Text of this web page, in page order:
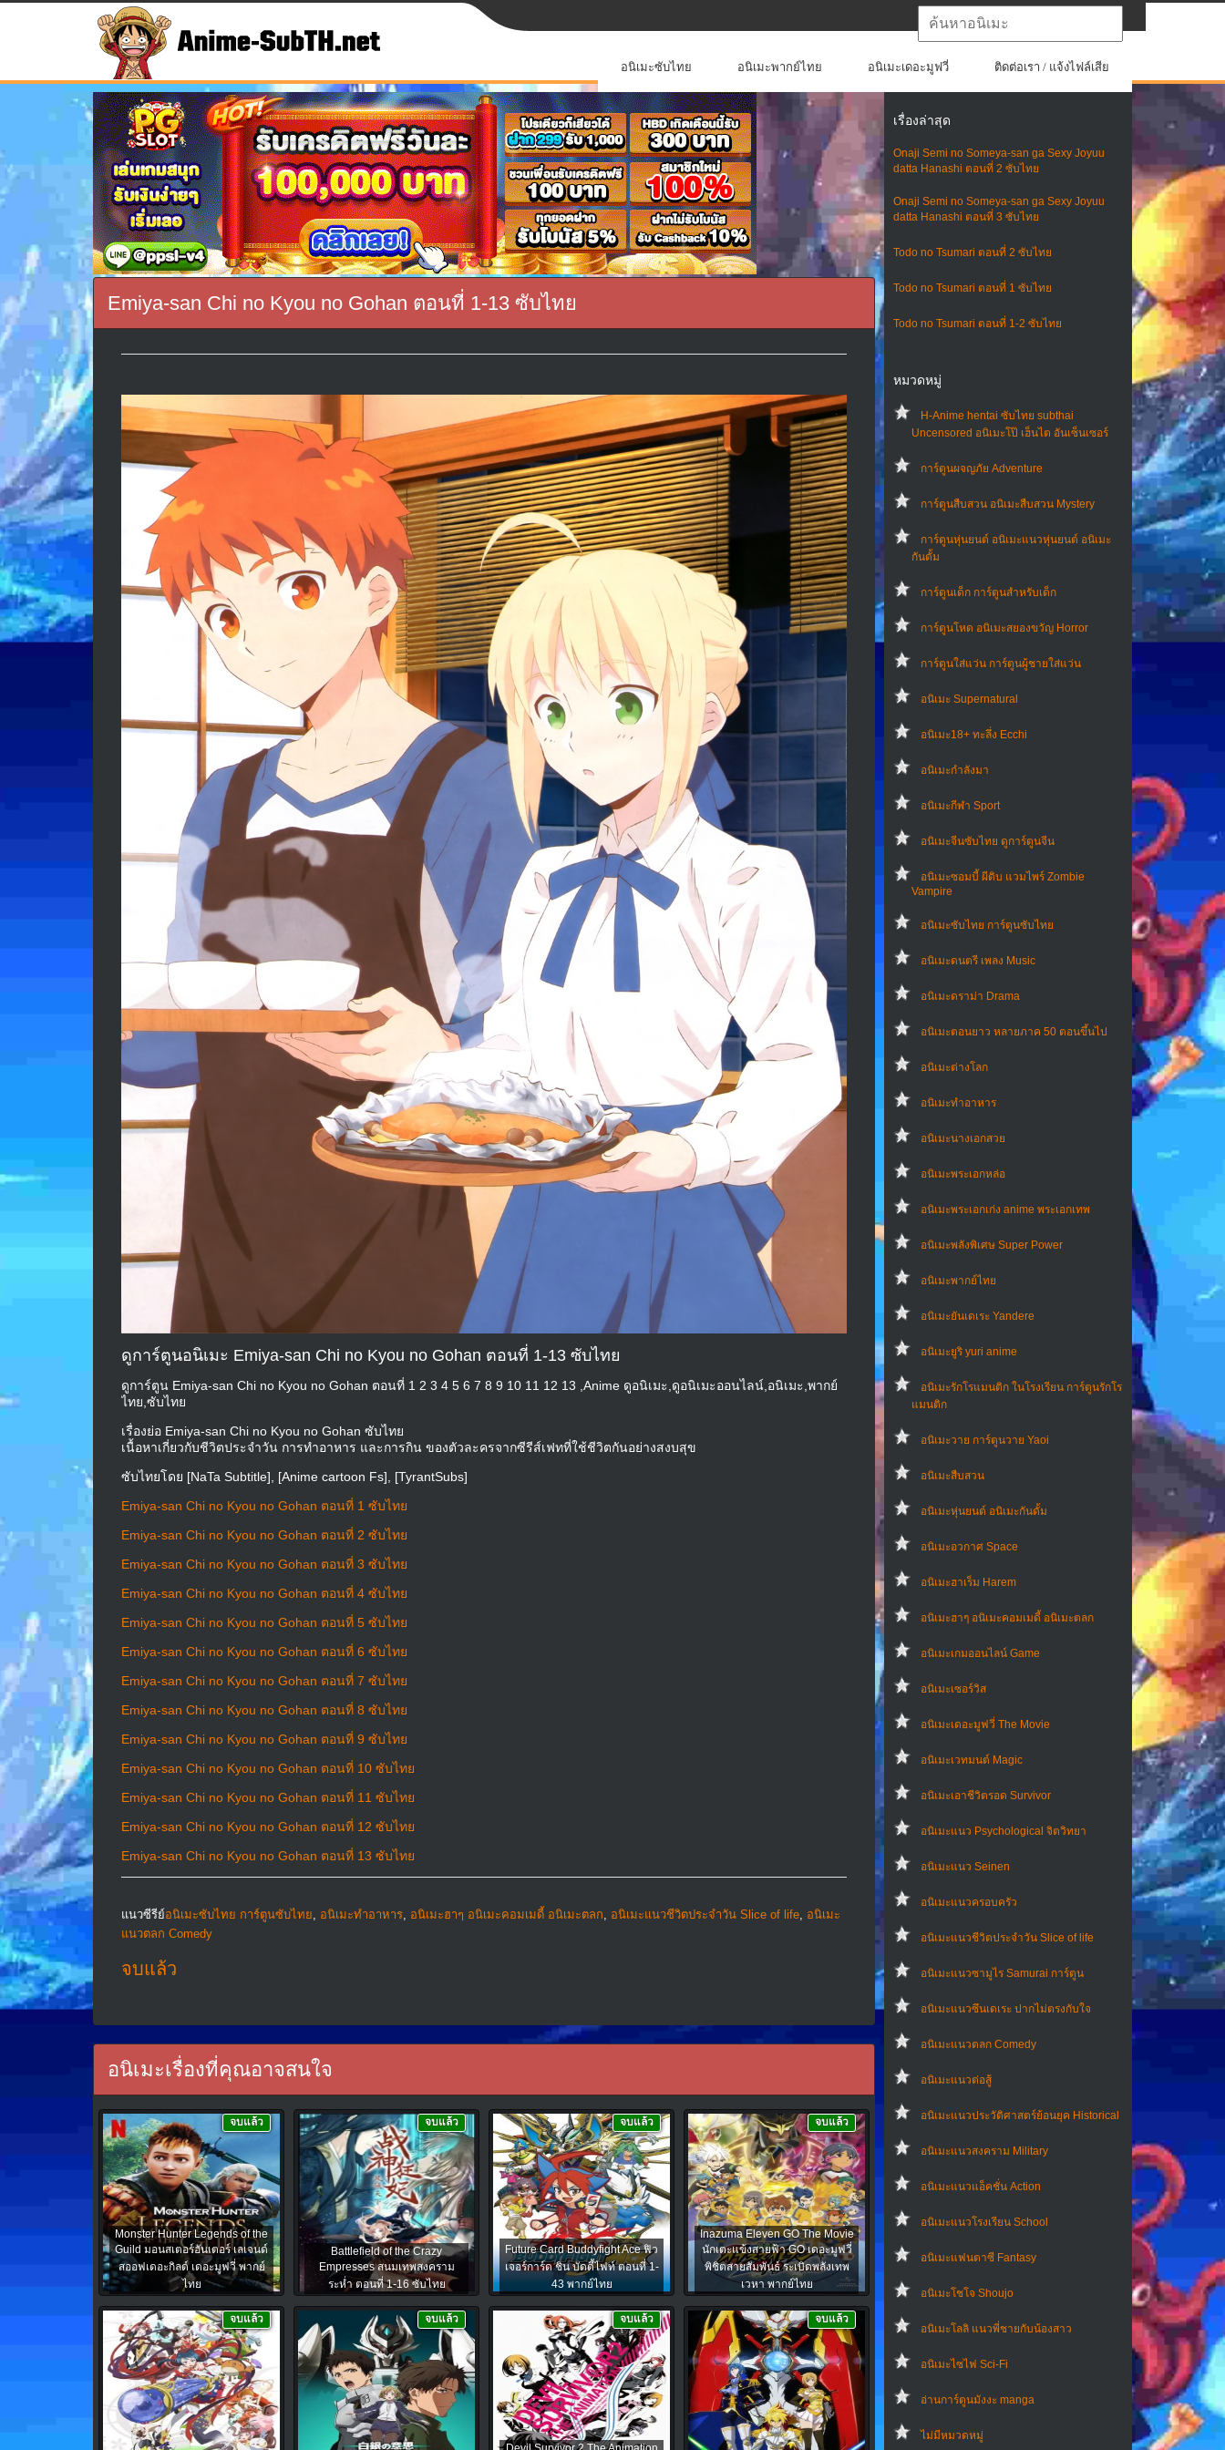
อนิเมะซับไทย อนิเมะพากย์ไทย อนิเมะเดอะมูฟวี่ ติดต่อเรา / แจ้งไฟล์เสีย
เรื่องล่าสุด
Onaji Semi no Someya-san ga Sexy Joyuu
datta Hanashi ตอนที่ 2 ซับไทย
Onaji Semi no Someya-san ga Sexy Joyuu
datta Hanashi ตอนที่ 3 ซับไทย
Todo no Tsumari ตอนที่ 2 ซับไทย
Todo no Tsumari ตอนที่ 1 ซับไทย
Todo no Tsumari ตอนที่ 1-2 ซับไทย
หมวดหมู่
H-Anime hentai ซับไทย subthai
Uncensored อนิเมะโป๊ เฮ็นไต อันเซ็นเซอร์
การ์ตูนผจญภัย Adventure
การ์ตูนสืบสวน อนิเมะสืบสวน Mystery
การ์ตูนหุ่นยนต์ อนิเมะแนวหุ่นยนต์ อนิเมะ
กันดั้ม
การ์ตูนเด็ก การ์ตูนสำหรับเด็ก
การ์ตูนโหด อนิเมะสยองขวัญ Horror
การ์ตูนใส่แว่น การ์ตูนผู้ชายใส่แว่น
อนิเมะ Supernatural
อนิเมะ18+ ทะลึ่ง Ecchi
อนิเมะกำลังมา
อนิเมะกีฬา Sport
อนิเมะจีนซับไทย ดูการ์ตูนจีน
อนิเมะซอมบี้ ผีดิบ แวมไพร์ Zombie
Vampire
อนิเมะซับไทย การ์ตูนซับไทย
อนิเมะดนตรี เพลง Music
อนิเมะดราม่า Drama
อนิเมะตอนยาว หลายภาค 50 ตอนขึ้นไป
อนิเมะต่างโลก
อนิเมะทําอาหาร
อนิเมะนางเอกสวย
อนิเมะพระเอกหล่อ
อนิเมะพระเอกเก่ง anime พระเอกเทพ
อนิเมะพลังพิเศษ Super Power
อนิเมะพากย์ไทย
อนิเมะยันเดเระ Yandere
อนิเมะยูริ yuri anime
อนิเมะรักโรแมนติก ในโรงเรียน การ์ตูนรักโร
แมนติก
อนิเมะวาย การ์ตูนวาย Yaoi
อนิเมะสืบสวน
อนิเมะหุ่นยนต์ อนิเมะกันดั้ม
อนิเมะอวกาศ Space
อนิเมะฮาเร็ม Harem
อนิเมะฮาๆ อนิเมะคอมเมดี้ อนิเมะตลก
อนิเมะเกมออนไลน์ Game
อนิเมะเซอร์วิส
อนิเมะเดอะมูฟวี่ The Movie
อนิเมะเวทมนต์ Magic
อนิเมะเอาชีวิตรอด Survivor
อนิเมะแนว Psychological จิตวิทยา
อนิเมะแนว Seinen
อนิเมะแนวครอบครัว
อนิเมะแนวชีวิตประจําวัน Slice of life
อนิเมะแนวซามูไร Samurai การ์ตูน
อนิเมะแนวซึนเดเระ ปากไม่ตรงกับใจ
อนิเมะแนวตลก Comedy
อนิเมะแนวต่อสู้
อนิเมะแนวประวัติศาสตร์ย้อนยุค Historical
อนิเมะแนวสงคราม Military
อนิเมะแนวแอ็คชั่น Action
อนิเมะแนวโรงเรียน School
อนิเมะแฟนตาซี Fantasy
อนิเมะโชโจ Shoujo
อนิเมะโลลิ แนวพี่ชายกับน้องสาว
อนิเมะไซไฟ Sci-Fi
อ่านการ์ตูนมังงะ manga
ไม่มีหมวดหมู่
Emiya-san Chi no Kyou no Gohan ตอนที่ 1-13 ซับไทย
ดูการ์ตูนอนิเมะ Emiya-san Chi no Kyou no Gohan ตอนที่ 1-13 ซับไทย
ดูการ์ตูน Emiya-san Chi no Kyou no Gohan ตอนที่ 1 2 3 4 5 6 7 8 9 10 11 12 13 ,Anime ดูอนิเมะ,ดูอนิเมะออนไลน์,อนิเมะ,พากย์
ไทย,ซับไทย
เรื่องย่อ Emiya-san Chi no Kyou no Gohan ซับไทย
เนื้อหาเกี่ยวกับชีวิตประจำวัน การทำอาหาร และการกิน ของตัวละครจากซีรีส์เฟทที่ใช้ชีวิตกันอย่างสงบสุข
ซับไทยโดย [NaTa Subtitle], [Anime cartoon Fs], [TyrantSubs]
Emiya-san Chi no Kyou no Gohan ตอนที่ 1 ซับไทย
Emiya-san Chi no Kyou no Gohan ตอนที่ 2 ซับไทย
Emiya-san Chi no Kyou no Gohan ตอนที่ 3 ซับไทย
Emiya-san Chi no Kyou no Gohan ตอนที่ 4 ซับไทย
Emiya-san Chi no Kyou no Gohan ตอนที่ 5 ซับไทย
Emiya-san Chi no Kyou no Gohan ตอนที่ 6 ซับไทย
Emiya-san Chi no Kyou no Gohan ตอนที่ 7 ซับไทย
Emiya-san Chi no Kyou no Gohan ตอนที่ 8 ซับไทย
Emiya-san Chi no Kyou no Gohan ตอนที่ 9 ซับไทย
Emiya-san Chi no Kyou no Gohan ตอนที่ 10 ซับไทย
Emiya-san Chi no Kyou no Gohan ตอนที่ 11 ซับไทย
Emiya-san Chi no Kyou no Gohan ตอนที่ 12 ซับไทย
Emiya-san Chi no Kyou no Gohan ตอนที่ 13 ซับไทย
แนวซีรีย์อนิเมะซับไทย การ์ตูนซับไทย, อนิเมะทําอาหาร, อนิเมะฮาๆ อนิเมะคอมเมดี้ อนิเมะตลก, อนิเมะแนวชีวิตประจําวัน Slice of life, อนิเมะ
แนวตลก Comedy
จบแล้ว
อนิเมะเรื่องที่คุณอาจสนใจ
Monster Hunter Legends of the
Guild มอนสเตอร์ฮันเตอร์ เลเจนด์
สออฟเดอะกิลด์ เดอะมูฟวี่ พากย์
ไทย
จบแล้ว
Battlefield of the Crazy
Empresses สนมเทพสงคราม
ระห่ำ ตอนที่ 1-16 ซับไทย
จบแล้ว
Future Card Buddyfight Ace ฟิว
เจอร์การ์ด ชิน บัดดี้ไฟท์ ตอนที่ 1-
43 พากย์ไทย
จบแล้ว
Inazuma Eleven GO The Movie
นักเตะแข้งสายฟ้า GO เดอะมูฟวี่
พิชิตสายสัมพันธ์ ระเบิดพลังเทพ
เวหา พากย์ไทย
จบแล้ว
จบแล้ว จบแล้ว จบแล้ว จบแล้ว